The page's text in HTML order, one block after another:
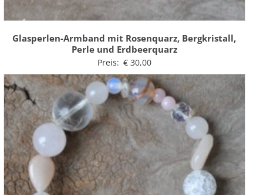
Glasperlen-Armband mit Rosenquarz, Bergkristall,
Perle und Erdbeerquarz
Preis: €30,00